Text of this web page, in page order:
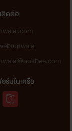
ติดต่อ
ร์มในเครือ